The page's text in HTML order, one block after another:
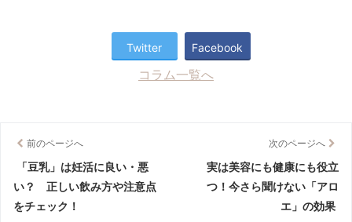
Twitter Facebook
コラム一覧へ
前のページへ
「豆乳」は妊活に良い・悪
い？ 正しい飲み方や注意点
をチェック！
次のページへ
実は美容にも健康にも役立
つ！今さら聞けない「アロ
エ」の効果